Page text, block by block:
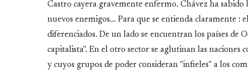
Castro cayera gravemente enfermo. Chávez ha sabido
nuevos enemigos... Para que se entienda claramente
diferenciados. De un lado se encuentran los países de
capitalista". En el otro sector se aglutinan las naciones
y cuyos grupos de poder consideran "infieles" a los